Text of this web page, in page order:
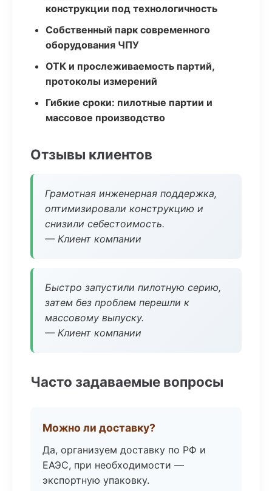
конструкции под технологичность
Собственный парк современного
оборудования ЧПУ
ОТК и прослеживаемость партий,
протоколы измерений
Гибкие сроки: пилотные партии и
массовое производство
Отзывы клиентов
Грамотная инженерная поддержка,
оптимизировали конструкцию и
снизили себестоимость.
— Клиент компании
Быстро запустили пилотную серию,
затем без проблем перешли к
массовому выпуску.
— Клиент компании
Часто задаваемые вопросы
Можно ли доставку?
Да, организуем доставку по РФ и
ЕАЭС, при необходимости —
экспортную упаковку.